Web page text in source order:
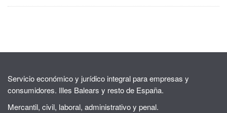
Servicio económico y jurídico integral para empresas y
consumidores. Illes Balears y resto de España.
Mercantil, civil, laboral, administrativo y penal.